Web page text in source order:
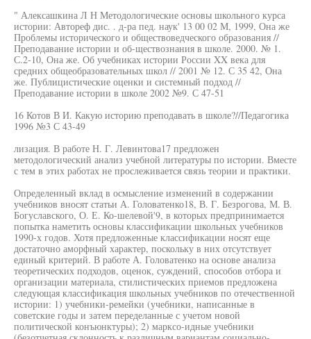
" Алексашкина Л Н Методологические основы школьного курса
истории: Автореф дис. . д-ра пед. наук' 13 00 02 М, 1999, Она же
Проблемы исторического и обществоведческого образования //
Преподавание истории и об-ществознания в школе. 2000. № 1.
С.2-10, Она же. Об учебниках истории России XX века для
средних общеобразовательных школ // 2001 № 12. С 35 42, Она
же. Публицистические оценки и системный подход //
Преподавание истории в школе 2002 №9. С 47-51
16 Котов В И. Какую историю преподавать в школе?//Педагогика
1996 №3 С 43-49
лизация. В работе Н. Г. Левинтова17 предложен
методологический анализ учебной литературы по истории. Вместе
с тем в этих работах не прослеживается связь теории и практики.
Определенный вклад в осмысление изменений в содержании
учебников вносят статьи А. Головатенко18, В. Г. Безрогова, М. В.
Богуславского, О. Е. Ко-шелевой'9, в которых предпринимается
попытка наметить основы классификации школьных учебников
1990-х годов. Хотя предложенные классификации носят еще
достаточно аморфный характер, поскольку в них отсутствует
единый критерий. В работе А. Головатенко на основе анализа
теоретических подходов, оценок, суждений, способов отбора и
организации материала, стилистических приемов предложена
следующая классификация школьных учебников по отечественной
истории: 1) учебники-ремейки (учебники, написанные в
советские годы и затем переделанные с учетом новой
политической конъюнктуры); 2) марксо-идные учебники